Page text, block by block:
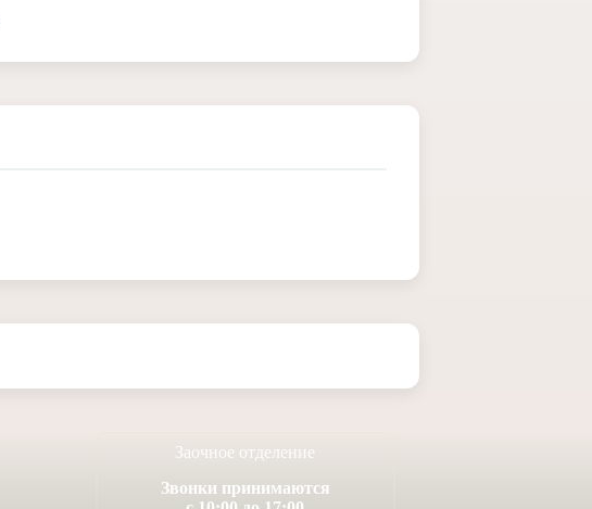
Заочное отделение
Звонки принимаются